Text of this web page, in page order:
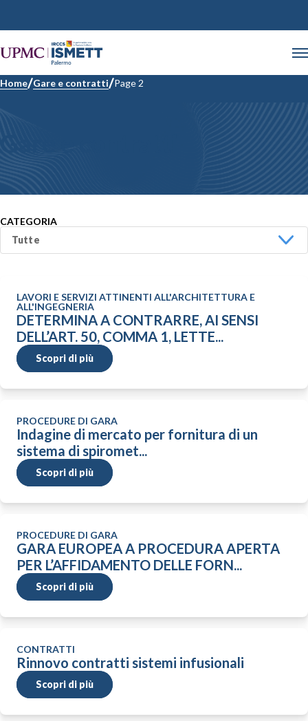
Home Gare e contratti Page 2
CATEGORIA
LAVORI E SERVIZI ATTINENTI ALL'ARCHITETTURA E
ALL'INGEGNERIA
DETERMINA A CONTRARRE, AI SENSI
DELL’ART. 50, COMMA 1, LETTE...
Scopri di più
PROCEDURE DI GARA
Indagine di mercato per fornitura di un
sistema di spiromet...
Scopri di più
PROCEDURE DI GARA
GARA EUROPEA A PROCEDURA APERTA
PER L’AFFIDAMENTO DELLE FORN...
Scopri di più
CONTRATTI
Rinnovo contratti sistemi infusionali
Scopri di più